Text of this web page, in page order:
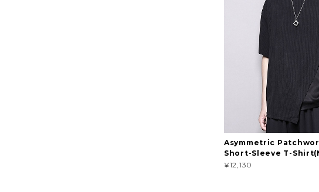
Asymmetric
Short-Sleeve T-
¥12,130